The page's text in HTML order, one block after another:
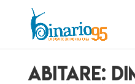
Abitare: